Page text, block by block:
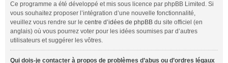
Ce programme a été développé et mis sous licence par phpBB Limited. Si
vous souhaitez proposer l’intégration d’une nouvelle fonctionnalité,
veuillez vous rendre sur le centre d’idées de phpBB du site officiel (en
anglais) où vous pourrez voter pour les idées soumises par d’autres
utilisateurs et suggérer les vôtres.
Qui dois-je contacter à propos de problèmes d’abus ou d’ordres légaux